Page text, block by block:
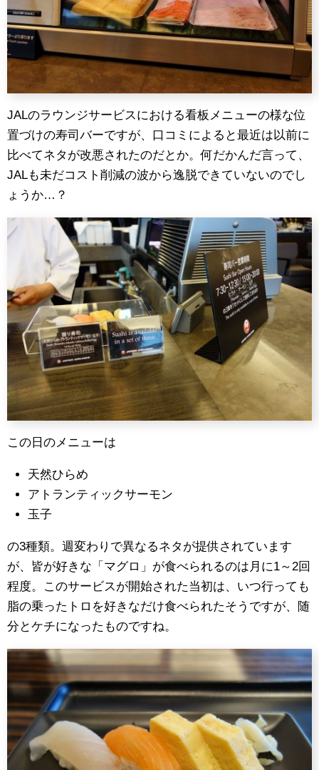
JALのラウンジサービスにおける看板メニューの様な位
置づけの寿司バーですが、口コミによると最近は以前に
比べてネタが改悪されたのだとか。何だかんだ言って、
JALも未だコスト削減の波から逸脱できていないのでし
ょうか…？
この日のメニューは
天然ひらめ
アトランティックサーモン
玉子
の3種類。週変わりで異なるネタが提供されています
が、皆が好きな「マグロ」が食べられるのは月に1～2回
程度。このサービスが開始された当初は、いつ行っても
脂の乗ったトロを好きなだけ食べられたそうですが、随
分とケチになったものですね。